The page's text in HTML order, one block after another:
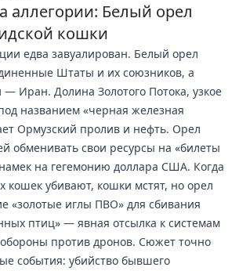
аллегории: Белый орел
кошки
едва завуалирован. Белый орел
Штаты и их союзников, а
— Иран. Долина Золотого Потока, узкое
названием «черная железная
Ормузский пролив и нефть. Орел
обменивать свои ресурсы на «билеты
на гегемонию доллара США. Когда
кошек убивают, кошки мстят, но орел
«золотые иглы ПВО» для сбивания
птиц» — явная отсылка к системам
против дронов. Сюжет точно
события: убийство бывшего